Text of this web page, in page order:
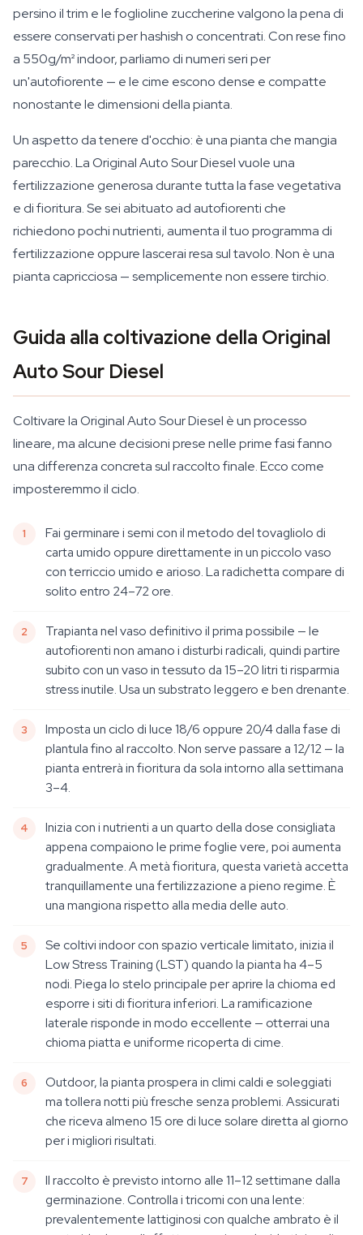
persino il trim e le foglioline zuccherine valgono la pena di
essere conservati per hashish o concentrati. Con rese fino
a 550g/m² indoor, parliamo di numeri seri per
un'autofiorente — e le cime escono dense e compatte
nonostante le dimensioni della pianta.
Un aspetto da tenere d'occhio: è una pianta che mangia
parecchio. La Original Auto Sour Diesel vuole una
fertilizzazione generosa durante tutta la fase vegetativa
e di fioritura. Se sei abituato ad autofiorenti che
richiedono pochi nutrienti, aumenta il tuo programma di
fertilizzazione oppure lascerai resa sul tavolo. Non è una
pianta capricciosa — semplicemente non essere tirchio.
Guida alla coltivazione della Original
Auto Sour Diesel
Coltivare la Original Auto Sour Diesel è un processo
lineare, ma alcune decisioni prese nelle prime fasi fanno
una differenza concreta sul raccolto finale. Ecco come
imposteremmo il ciclo.
Fai germinare i semi con il metodo del tovagliolo di
carta umido oppure direttamente in un piccolo vaso
con terriccio umido e arioso. La radichetta compare di
solito entro 24–72 ore.
Trapianta nel vaso definitivo il prima possibile — le
autofiorenti non amano i disturbi radicali, quindi partire
subito con un vaso in tessuto da 15–20 litri ti risparmia
stress inutile. Usa un substrato leggero e ben drenante.
Imposta un ciclo di luce 18/6 oppure 20/4 dalla fase di
plantula fino al raccolto. Non serve passare a 12/12 — la
pianta entrerà in fioritura da sola intorno alla settimana
3–4.
Inizia con i nutrienti a un quarto della dose consigliata
appena compaiono le prime foglie vere, poi aumenta
gradualmente. A metà fioritura, questa varietà accetta
tranquillamente una fertilizzazione a pieno regime. È
una mangiona rispetto alla media delle auto.
Se coltivi indoor con spazio verticale limitato, inizia il
Low Stress Training (LST) quando la pianta ha 4–5
nodi. Piega lo stelo principale per aprire la chioma ed
esporre i siti di fioritura inferiori. La ramificazione
laterale risponde in modo eccellente — otterrai una
chioma piatta e uniforme ricoperta di cime.
Outdoor, la pianta prospera in climi caldi e soleggiati
ma tollera notti più fresche senza problemi. Assicurati
che riceva almeno 15 ore di luce solare diretta al giorno
per i migliori risultati.
Il raccolto è previsto intorno alle 11–12 settimane dalla
germinazione. Controlla i tricomi con una lente:
prevalentemente lattiginosi con qualche ambrato è il